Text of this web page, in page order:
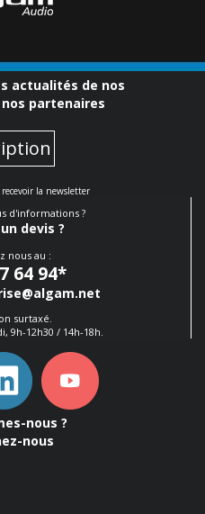
actualités de nos
partenaires
la newsletter
d'informations ?
devis ?
nous au :
64 94*
surtaxé.
9h-12h30 / 14h-18h.
nous ?
nous